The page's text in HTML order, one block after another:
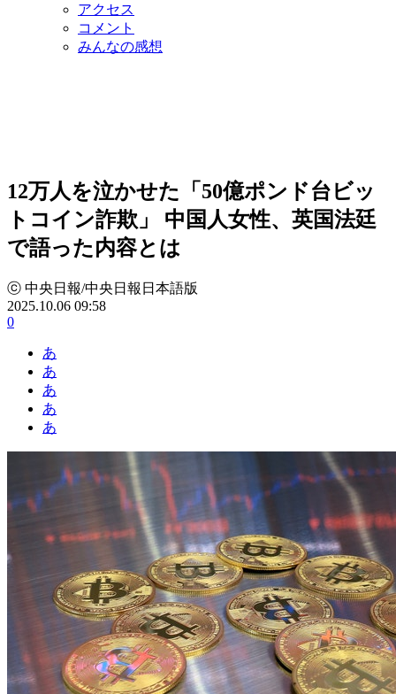
アクセス
コメント
みんなの感想
12万人を泣かせた「50億ポンド台ビッ
トコイン詐欺」 中国人女性、英国法廷
で語った内容とは
ⓒ 中央日報/中央日報日本語版
2025.10.06 09:58
0
あ
あ
あ
あ
あ